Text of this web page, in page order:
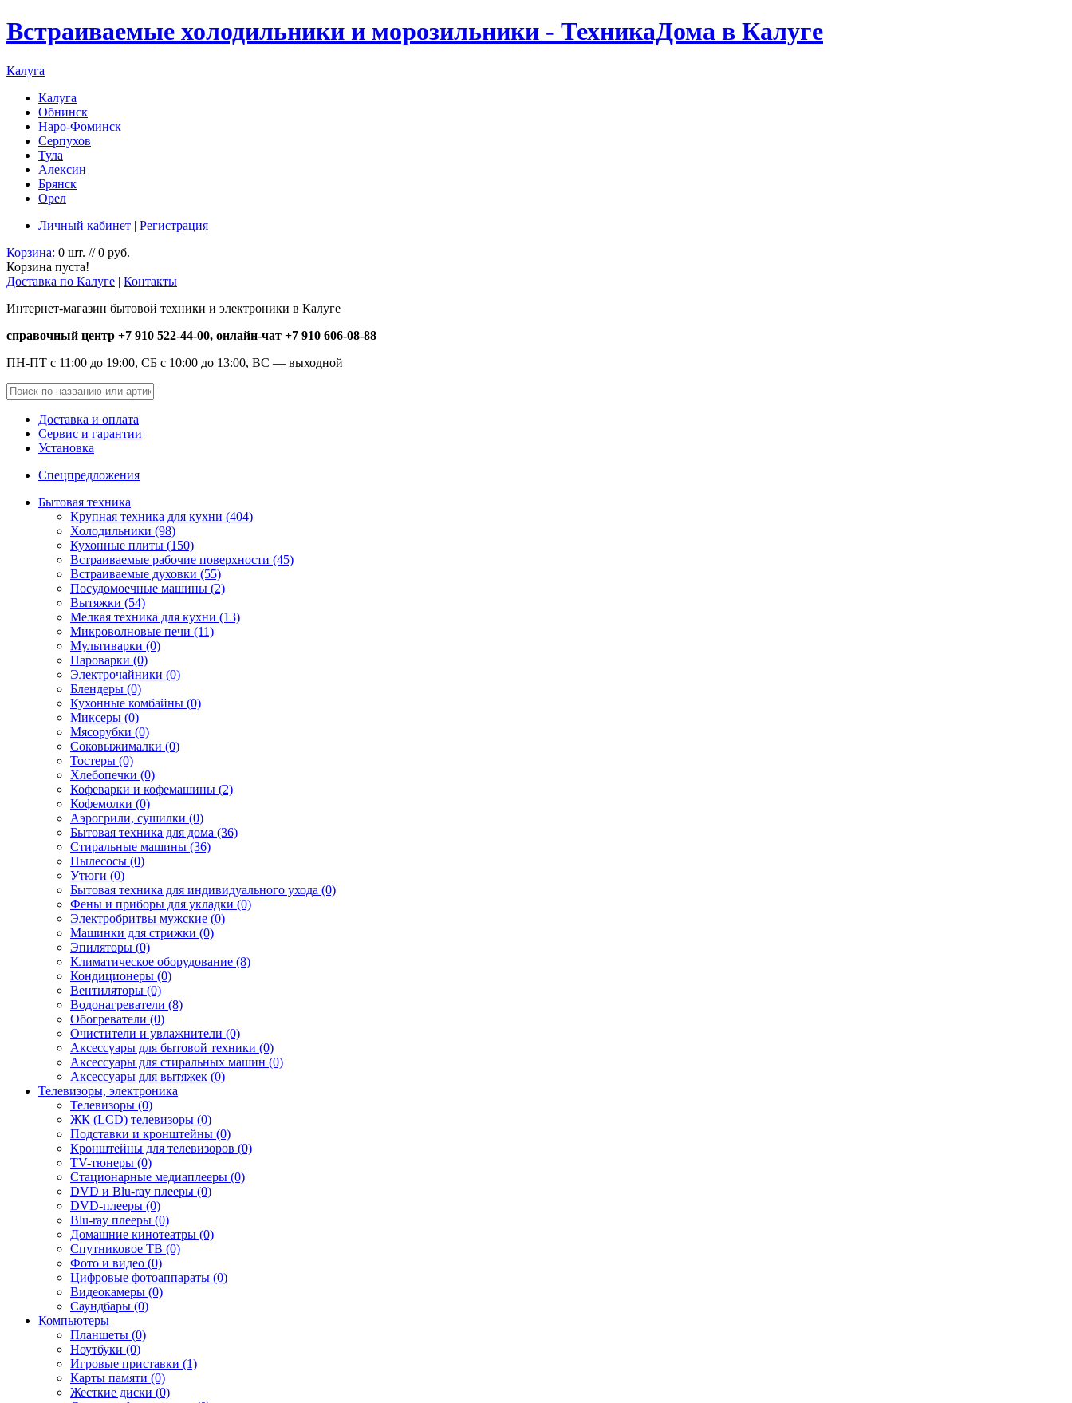
Встраиваемые холодильники и морозильники - ТехникаДома в Калуге
Калуга
Калуга
Обнинск
Наро-Фоминск
Серпухов
Тула
Алексин
Брянск
Орел
Личный кабинет | Регистрация
Корзина: 0 шт. // 0 руб.
Корзина пуста!
Доставка по Калуге | Контакты
Интернет-магазин бытовой техники и электроники в Калуге
справочный центр +7 910 522-44-00, онлайн-чат +7 910 606-08-88
ПН-ПТ с 11:00 до 19:00, СБ с 10:00 до 13:00, ВС — выходной
Доставка и оплата
Сервис и гарантии
Установка
Спецпредложения
Бытовая техника
Крупная техника для кухни (404)
Холодильники (98)
Кухонные плиты (150)
Встраиваемые рабочие поверхности (45)
Встраиваемые духовки (55)
Посудомоечные машины (2)
Вытяжки (54)
Мелкая техника для кухни (13)
Микроволновые печи (11)
Мультиварки (0)
Пароварки (0)
Электрочайники (0)
Блендеры (0)
Кухонные комбайны (0)
Миксеры (0)
Мясорубки (0)
Соковыжималки (0)
Тостеры (0)
Хлебопечки (0)
Кофеварки и кофемашины (2)
Кофемолки (0)
Аэрогрили, сушилки (0)
Бытовая техника для дома (36)
Стиральные машины (36)
Пылесосы (0)
Утюги (0)
Бытовая техника для индивидуального ухода (0)
Фены и приборы для укладки (0)
Электробритвы мужские (0)
Машинки для стрижки (0)
Эпиляторы (0)
Климатическое оборудование (8)
Кондиционеры (0)
Вентиляторы (0)
Водонагреватели (8)
Обогреватели (0)
Очистители и увлажнители (0)
Аксессуары для бытовой техники (0)
Аксессуары для стиральных машин (0)
Аксессуары для вытяжек (0)
Телевизоры, электроника
Телевизоры (0)
ЖК (LCD) телевизоры (0)
Подставки и кронштейны (0)
Кронштейны для телевизоров (0)
TV-тюнеры (0)
Стационарные медиаплееры (0)
DVD и Blu-ray плееры (0)
DVD-плееры (0)
Blu-ray плееры (0)
Домашние кинотеатры (0)
Спутниковое ТВ (0)
Фото и видео (0)
Цифровые фотоаппараты (0)
Видеокамеры (0)
Саундбары (0)
Компьютеры
Планшеты (0)
Ноутбуки (0)
Игровые приставки (1)
Карты памяти (0)
Жесткие диски (0)